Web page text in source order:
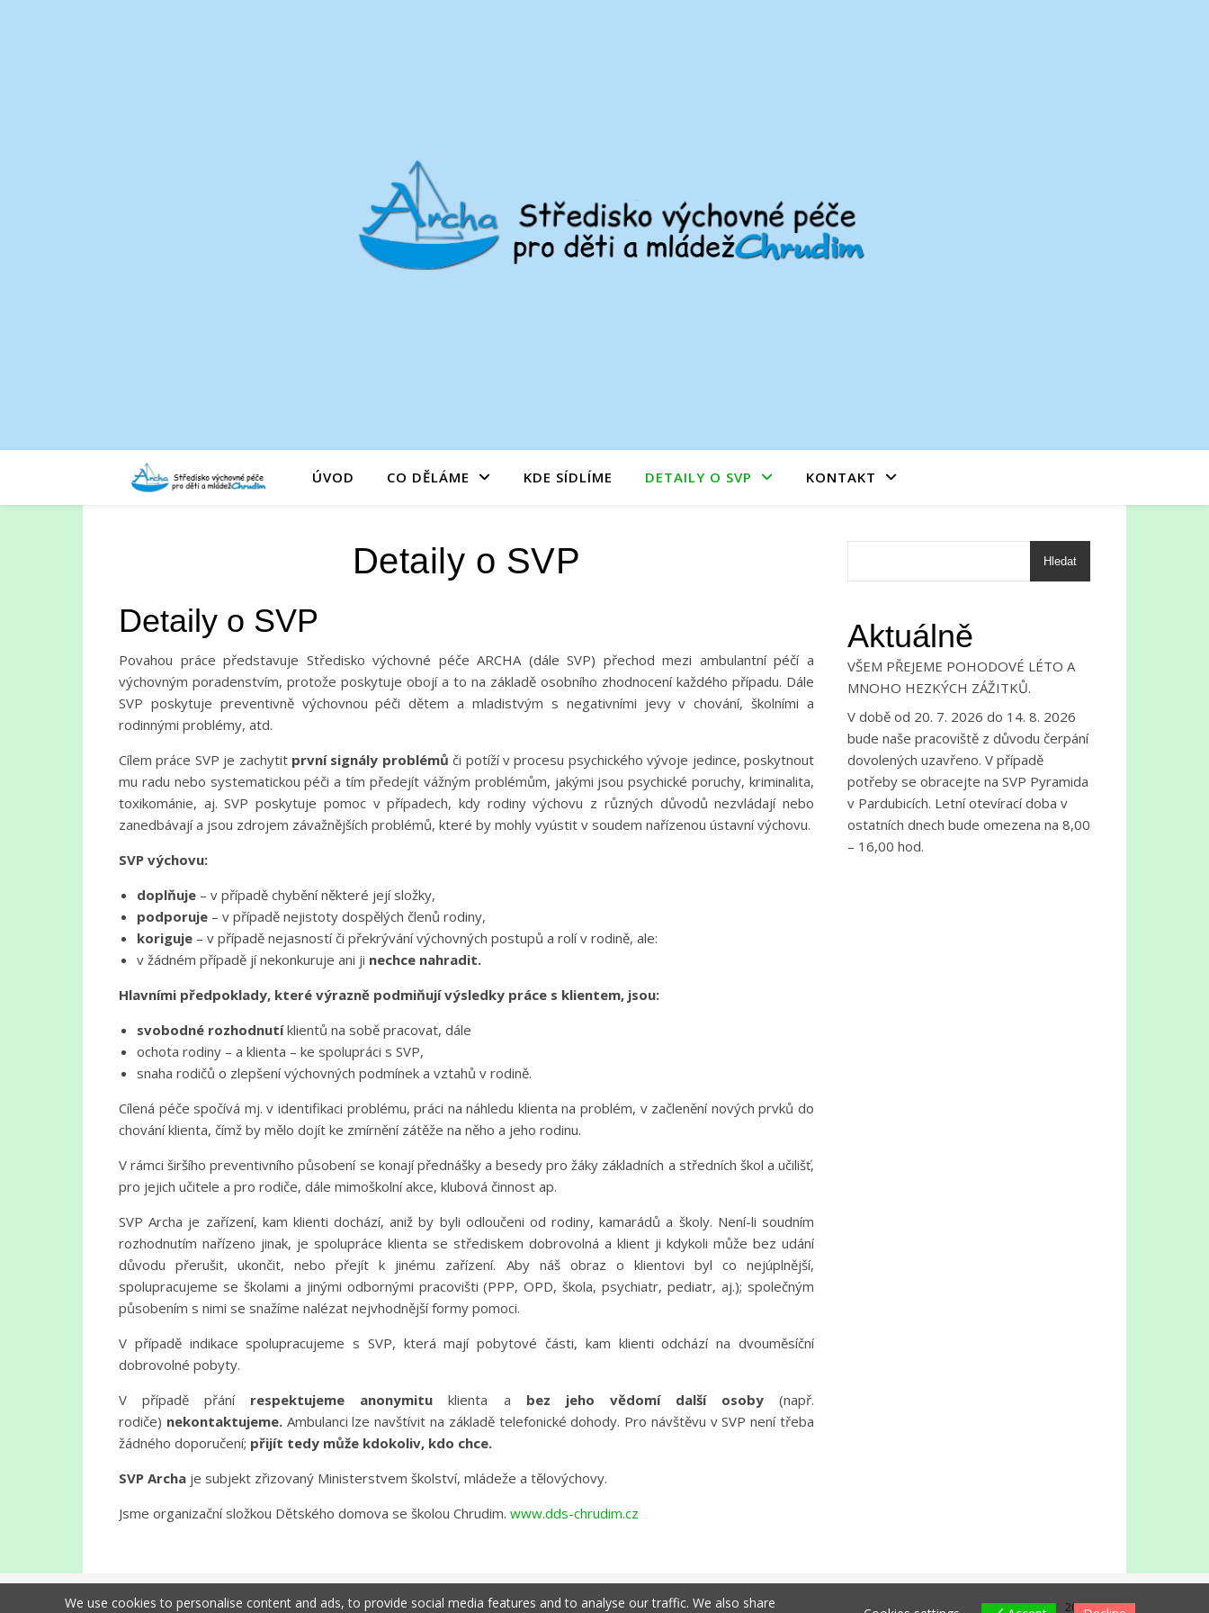
ÚVOD CO DĚLÁME KDE SÍDLÍME DETAILY O SVP KONTAKT
Detaily o SVP
Detaily o SVP
Povahou práce představuje Středisko výchovné péče ARCHA (dále SVP) přechod mezi ambulantní péčí a
výchovným poradenstvím, protože poskytuje obojí a to na základě osobního zhodnocení každého případu. Dále
SVP poskytuje preventivně výchovnou péči dětem a mladistvým s negativními jevy v chování, školními a
rodinnými problémy, atd.
Cílem práce SVP je zachytitprvní signály problémů či potíží v procesu psychického vývoje jedince, poskytnout
mu radu nebo systematickou péči a tím předejít vážným problémům, jakými jsou psychické poruchy, kriminalita,
toxikománie, aj. SVP poskytuje pomoc v případech, kdy rodiny výchovu z různých důvodů nezvládají nebo
zanedbávají a jsou zdrojem závažnějších problémů, které by mohly vyústit v soudem nařízenou ústavní výchovu.
SVP výchovu:
doplňuje – v případě chybění některé její složky,
podporuje – v případě nejistoty dospělých členů rodiny,
koriguje – v případě nejasností či překrývání výchovných postupů a rolí v rodině, ale:
v žádném případě jí nekonkuruje ani ji nechce nahradit.
Hlavními předpoklady, které výrazně podmiňují výsledky práce s klientem, jsou:
svobodné rozhodnutíklientů na sobě pracovat, dále
ochota rodiny – a klienta – ke spolupráci s SVP,
snaha rodičů o zlepšení výchovných podmínek a vztahů v rodině.
Cílená péče spočívá mj. v identifikaci problému, práci na náhledu klienta na problém, v začlenění nových prvků do
chování klienta, čímž by mělo dojít ke zmírnění zátěže na něho a jeho rodinu.
V rámci širšího preventivního působení se konají přednášky a besedy pro žáky základních a středních škol a učilišť,
pro jejich učitele a pro rodiče, dále mimoškolní akce, klubová činnost ap.
SVP Archa je zařízení, kam klienti dochází, aniž by byli odloučeni od rodiny, kamarádů a školy. Není-li soudním
rozhodnutím nařízeno jinak, je spolupráce klienta se střediskem dobrovolná a klient ji kdykoli může bez udání
důvodu přerušit, ukončit, nebo přejít k jinému zařízení. Aby náš obraz o klientovi byl co nejúplnější,
spolupracujeme se školami a jinými odbornými pracovišti (PPP, OPD, škola, psychiatr, pediatr, aj.); společným
působením s nimi se snažíme nalézat nejvhodnější formy pomoci.
V případě indikace spolupracujeme s SVP, která mají pobytové části, kam klienti odchází na dvouměsíční
dobrovolné pobyty.
V případě přání respektujeme anonymitu klienta a bez jeho vědomí další osoby(např.
rodiče) nekontaktujeme.Ambulanci lze navštívit na základě telefonické dohody. Pro návštěvu v SVP není třeba
žádného doporučení; přijít tedy může kdokoliv, kdo chce.
SVP Archa je subjekt zřizovaný Ministerstvem školství, mládeže a tělovýchovy.
Jsme organizační složkou Dětského domova se školou Chrudim. www.dds-chrudim.cz
Hledat
Aktuálně
VŠEM PŘEJEME POHODOVÉ LÉTO A
MNOHO HEZKÝCH ZÁŽITKŮ.
V době od 20. 7. 2026 do 14. 8. 2026
bude naše pracoviště z důvodu čerpání
dovolených uzavřeno. V případě
potřeby se obracejte na SVP Pyramida
v Pardubicích. Letní otevírací doba v
ostatních dnech bude omezena na 8,00
– 16,00 hod.
2026
We use cookies to personalise content and ads, to provide social media features and to analyse our traffic. We also share